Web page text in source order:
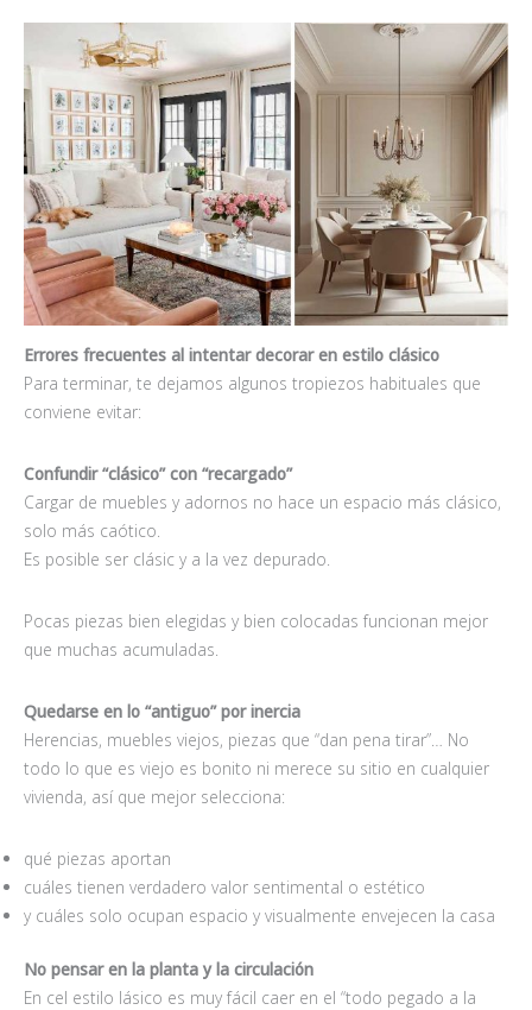
Errores frecuentes al intentar decorar en estilo clásico
Para terminar, te dejamos algunos tropiezos habituales que
conviene evitar:
Confundir “clásico”con “recargado”
Cargar de muebles y adornos no hace un espacio más clásico,
solo más caótico.
Es posible ser clásic y a la vez depurado.
Pocas piezas bien elegidas y bien colocadas funcionan mejor
que muchas acumuladas.
Quedarse en lo “antiguo”por inercia
Herencias, muebles viejos, piezas que “dan pena tirar”… No
todo lo que es viejo es bonito ni merece su sitio en cualquier
vivienda, así que mejor selecciona:
qué piezas aportan
cuáles tienen verdadero valor sentimental o estético
y cuáles solo ocupan espacio y visualmente envejecen la casa
No pensar en la planta y la circulación
En cel estilo lásico es muy fácil caer en el “todo pegado a la